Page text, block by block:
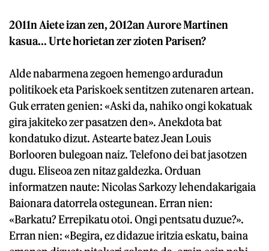
2011n Aiete izan zen, 2012an Aurore Martinen
kasua... Urte horietan zer zioten Parisen?
Alde nabarmena zegoen hemengo arduradun
politikoek eta Pariskoek sentitzen zutenaren artean.
Guk erraten genien: «Aski da, nahiko ongi kokatuak
gira jakiteko zer pasatzen den». Anekdota bat
kondatuko dizut. Astearte batez Jean Louis
Borlooren bulegoan naiz. Telefono dei bat jasotzen
dugu. Eliseoa zen nitaz galdezka. Orduan
informatzen naute: Nicolas Sarkozy lehendakarigaia
Baionara datorrela ostegunean. Erran nien:
«Barkatu? Errepikatu otoi. Ongi pentsatu duzue?».
Erran nien: «Begira, ez didazue iritzia eskatu, baina